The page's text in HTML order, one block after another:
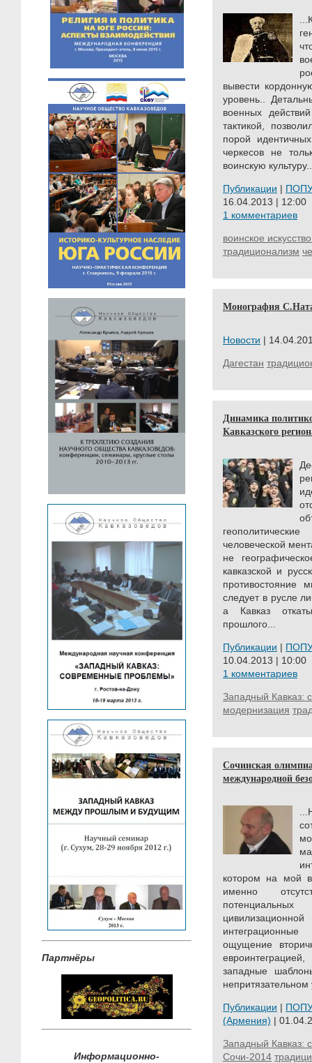
Партнёры
Информационно-
вывести
уровень..
военных
тактикой,
порой
черкесов не
воинскую
Публикации |
16.04.2013 | 12:00
1 комментариев
воинское
традиционализм
Монография
Новости |
Дагестан
Динамика
Кавказского
человеческой
не
кавказской и
противостояние
следует в русле
а Кавказ
прошлого...
Публикации |
10.04.2013 | 10:00
1 комментариев
Западный Кавказ:
модернизация
Сочинская
международной
котором на мой
именно
ощущение
западные
Публикации |
(Армения) |
Западный Кавказ:
Сочи-2014